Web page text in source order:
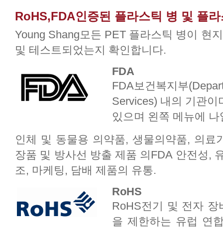
RoHS,FDA인증된 플라스틱 병 및 플
Young Shang모든 PET 플라스틱 병이 현
및 테스트되었는지 확인합니다.
FDA
FDA보건복지부
Services) 내의 기관
있으며 왼쪽 메뉴에
인체 및 동물용 의약품, 생물의약품, 의료
장품 및 방사선 방출 제품 의FDA 안전성,
조, 마케팅, 담배 제품의 유통.
RoHS
RoHS전기 및 전자
을 제한하는 유럽 연